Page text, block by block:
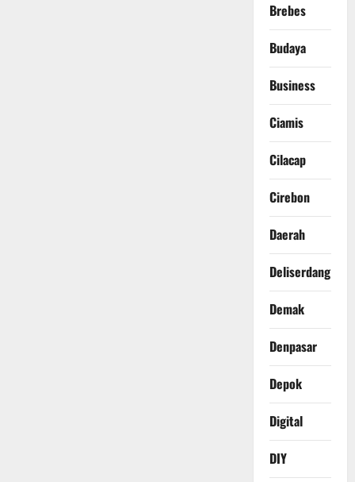
Brebes
Budaya
Business
Ciamis
Cilacap
Cirebon
Daerah
Deliserdang
Demak
Denpasar
Depok
Digital
DIY